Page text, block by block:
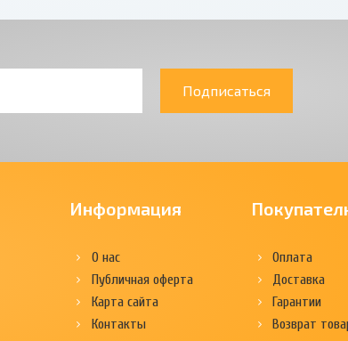
Подписаться
Информация
О нас
Публичная оферта
Карта сайта
Контакты
Оплата
Доставка
Гарантии
Возврат